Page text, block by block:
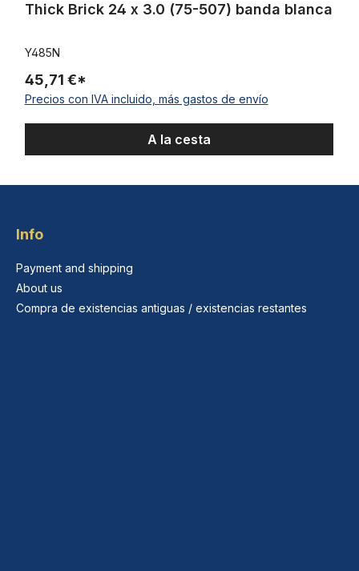
Thick Brick 24 x 3.0 (75-507) banda blanca
Y485N
45,71 €*
Precios con IVA incluido, más gastos de envío
A la cesta
Info
Payment and shipping
About us
Compra de existencias antiguas / existencias restantes